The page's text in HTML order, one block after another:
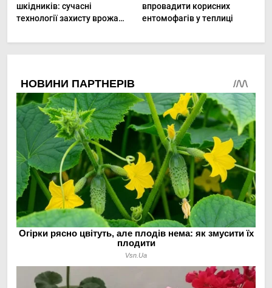
шкідників: сучасні
технології захисту врожаю
впровадити корисних
ентомофагів у теплиці